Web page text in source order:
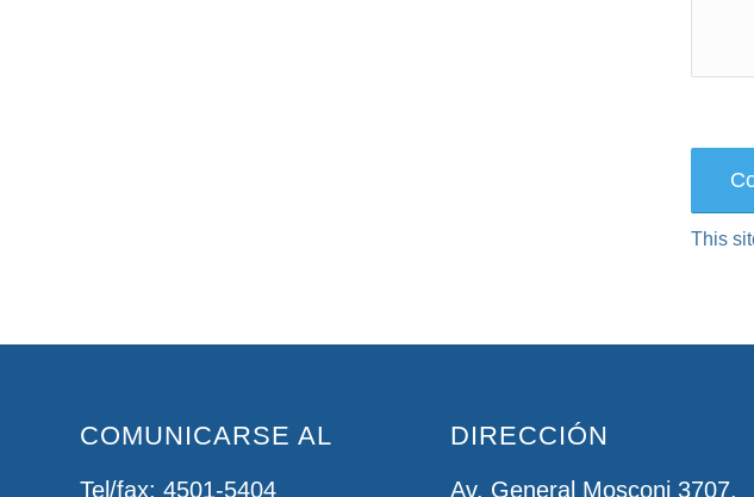
This
COMUNICARSE AL
Tel/fax: 4501-5404
DIRECCIÓN
Av. General Mosconi 3707,